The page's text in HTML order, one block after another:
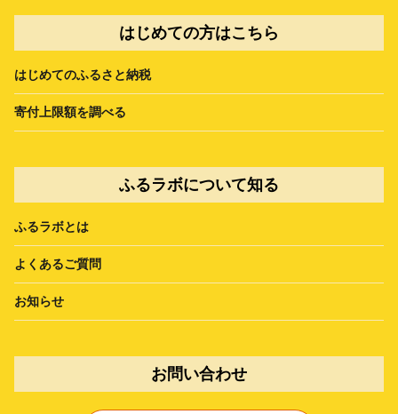
はじめての方はこちら
はじめてのふるさと納税
寄付上限額を調べる
ふるラボについて知る
ふるラボとは
よくあるご質問
お知らせ
お問い合わせ